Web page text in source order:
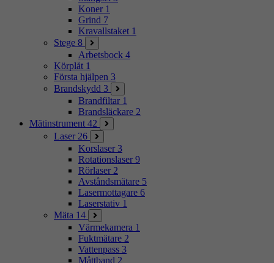
Koner 1
Grind 7
Kravallstaket 1
Stege 8
Arbetsbock 4
Körplåt 1
Första hjälpen 3
Brandskydd 3
Brandfiltar 1
Brandsläckare 2
Mätinstrument 42
Laser 26
Korslaser 3
Rotationslaser 9
Rörlaser 2
Avståndsmätare 5
Lasermottagare 6
Laserstativ 1
Mäta 14
Värmekamera 1
Fuktmätare 2
Vattenpass 3
Måttband 2